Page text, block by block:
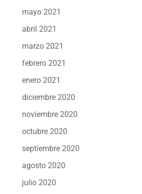
mayo 2021
abril 2021
marzo 2021
febrero 2021
enero 2021
diciembre 2020
noviembre 2020
octubre 2020
septiembre 2020
agosto 2020
julio 2020